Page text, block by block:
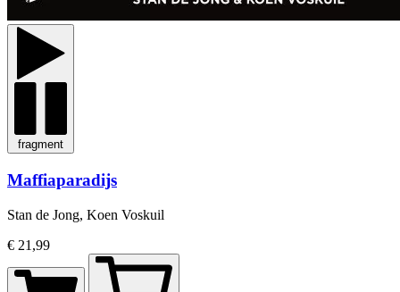
fragment
Maffiaparadijs
Stan de Jong, Koen Voskuil
€ 21,99